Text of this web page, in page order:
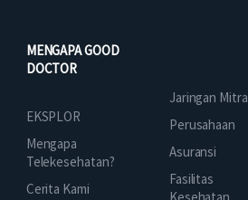
MENGAPA GOOD
DOCTOR
EKSPLOR
Mengapa
Telekesehatan?
Cerita Kami
Jaringan Mitra
Perusahaan
Asuransi
Fasilitas